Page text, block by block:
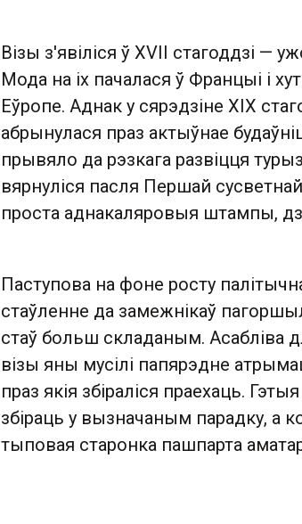
Візы з'явіліся ў XVII стагоддзі —
Мода на іх пачалася ў Францыі і
Еўропе. Аднак у сярэдзіне XIX
абрынулася праз актыўнае
прывяло да рэзкага развіцця
вярнуліся пасля Першай
проста аднакаляровыя штампы,
Паступова на фоне росту
стаўленне да замежнікаў
стаў больш складаным. Асабліва
візы яны мусілі папярэдне
праз якія збіраліся праехаць.
збіраць у вызначаным парадку, а
тыповая старонка пашпарта